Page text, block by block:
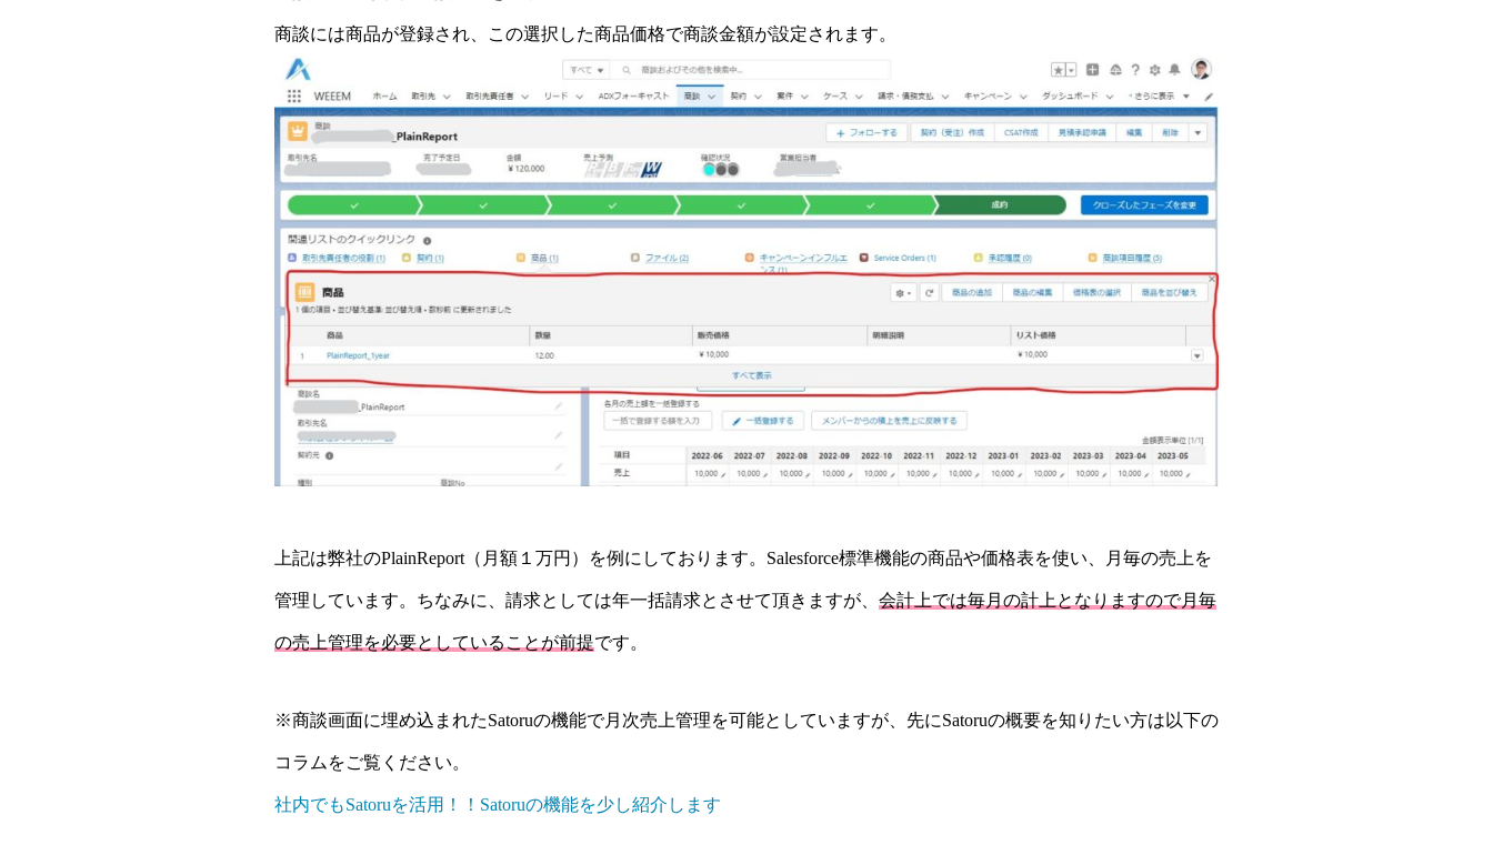
商談には商品が登録され、この選択した商品価格で商談金額が設定されます。
上記は弊社のPlainReport（月額１万円）を例にしております。Salesforce標準機能の商品や価格表を使い、月毎の売上を
管理しています。ちなみに、請求としては年一括請求とさせて頂きますが、 会計上では毎月の計上となりますので月毎
の売上管理を必要としていることが前提です。
※商談画面に埋め込まれたSatoruの機能で月次売上管理を可能としていますが、先にSatoruの概要を知りたい方は以下の
コラムをご覧ください。
社内でもSatoruを活用！！Satoruの機能を少し紹介します